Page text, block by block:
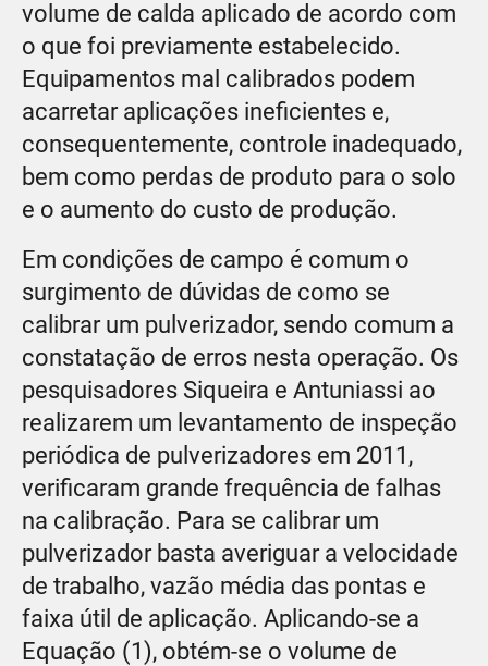
volume de calda aplicado de acordo com
o que foi previamente estabelecido.
Equipamentos mal calibrados podem
acarretar aplicações ineficientes e,
consequentemente, controle inadequado,
bem como perdas de produto para o solo
e o aumento do custo de produção.
Em condições de campo é comum o
surgimento de dúvidas de como se
calibrar um pulverizador, sendo comum a
constatação de erros nesta operação. Os
pesquisadores Siqueira e Antuniassi ao
realizarem um levantamento de inspeção
periódica de pulverizadores em 2011,
verificaram grande frequência de falhas
na calibração. Para se calibrar um
pulverizador basta averiguar a velocidade
de trabalho, vazão média das pontas e
faixa útil de aplicação. Aplicando-se a
Equação (1), obtém-se o volume de